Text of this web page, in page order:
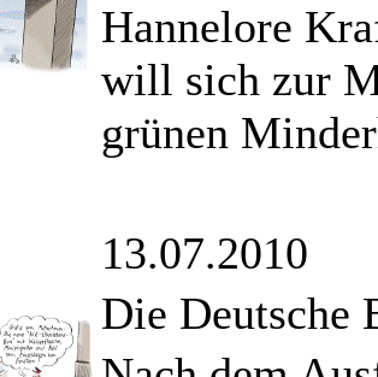
Hannelore
will sich zur
grünen
13.07.2010
Die Deutsche